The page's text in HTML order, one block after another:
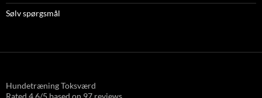
Sølv spørgsmål
Hundetræning Toksværd
Rated 4,6/5 based on 97 reviews